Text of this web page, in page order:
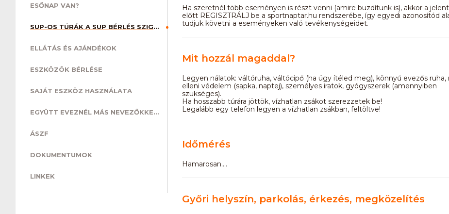
ESŐNAP VAN?
SUP-OS TÚRÁK A SUP BÉRLÉS SZIGETKÖZ CSAPATÁVAL.
ELLÁTÁS ÉS AJÁNDÉKOK
ESZKÖZÖK BÉRLÉSE
SAJÁT ESZKÖZ HASZNÁLATA
EGYÜTT EVEZNÉL MÁS NEVEZŐKKEL?
ÁSZF
DOKUMENTUMOK
LINKEK
Ha szeretnél több eseményen is részt venni (amire buzdítunk is), akkor a
előtt REGISZTRÁLJ be a sportnaptar.hu rendszerébe, így egyedi azonosítód
tudjuk követni a eseményeken való tevékenységeidet.
Mit hozzál magaddal?
Legyen nálatok: váltóruha, váltócipő (ha úgy ítéled meg), könnyű evezős ruha,
elleni védelem (sapka, naptej), személyes iratok, gyógyszerek (amennyiben
szükséges).
Ha hosszabb túrára jöttök, vízhatlan zsákot szerezzetek be!
Legalább egy telefon legyen a vízhatlan zsákban, feltöltve!
Időmérés
Hamarosan....
Győri helyszín, parkolás, érkezés, megközelítés